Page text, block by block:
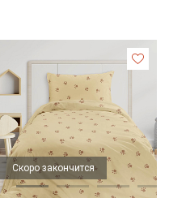
Скоро закончится